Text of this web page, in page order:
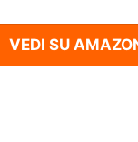
VEDI SU